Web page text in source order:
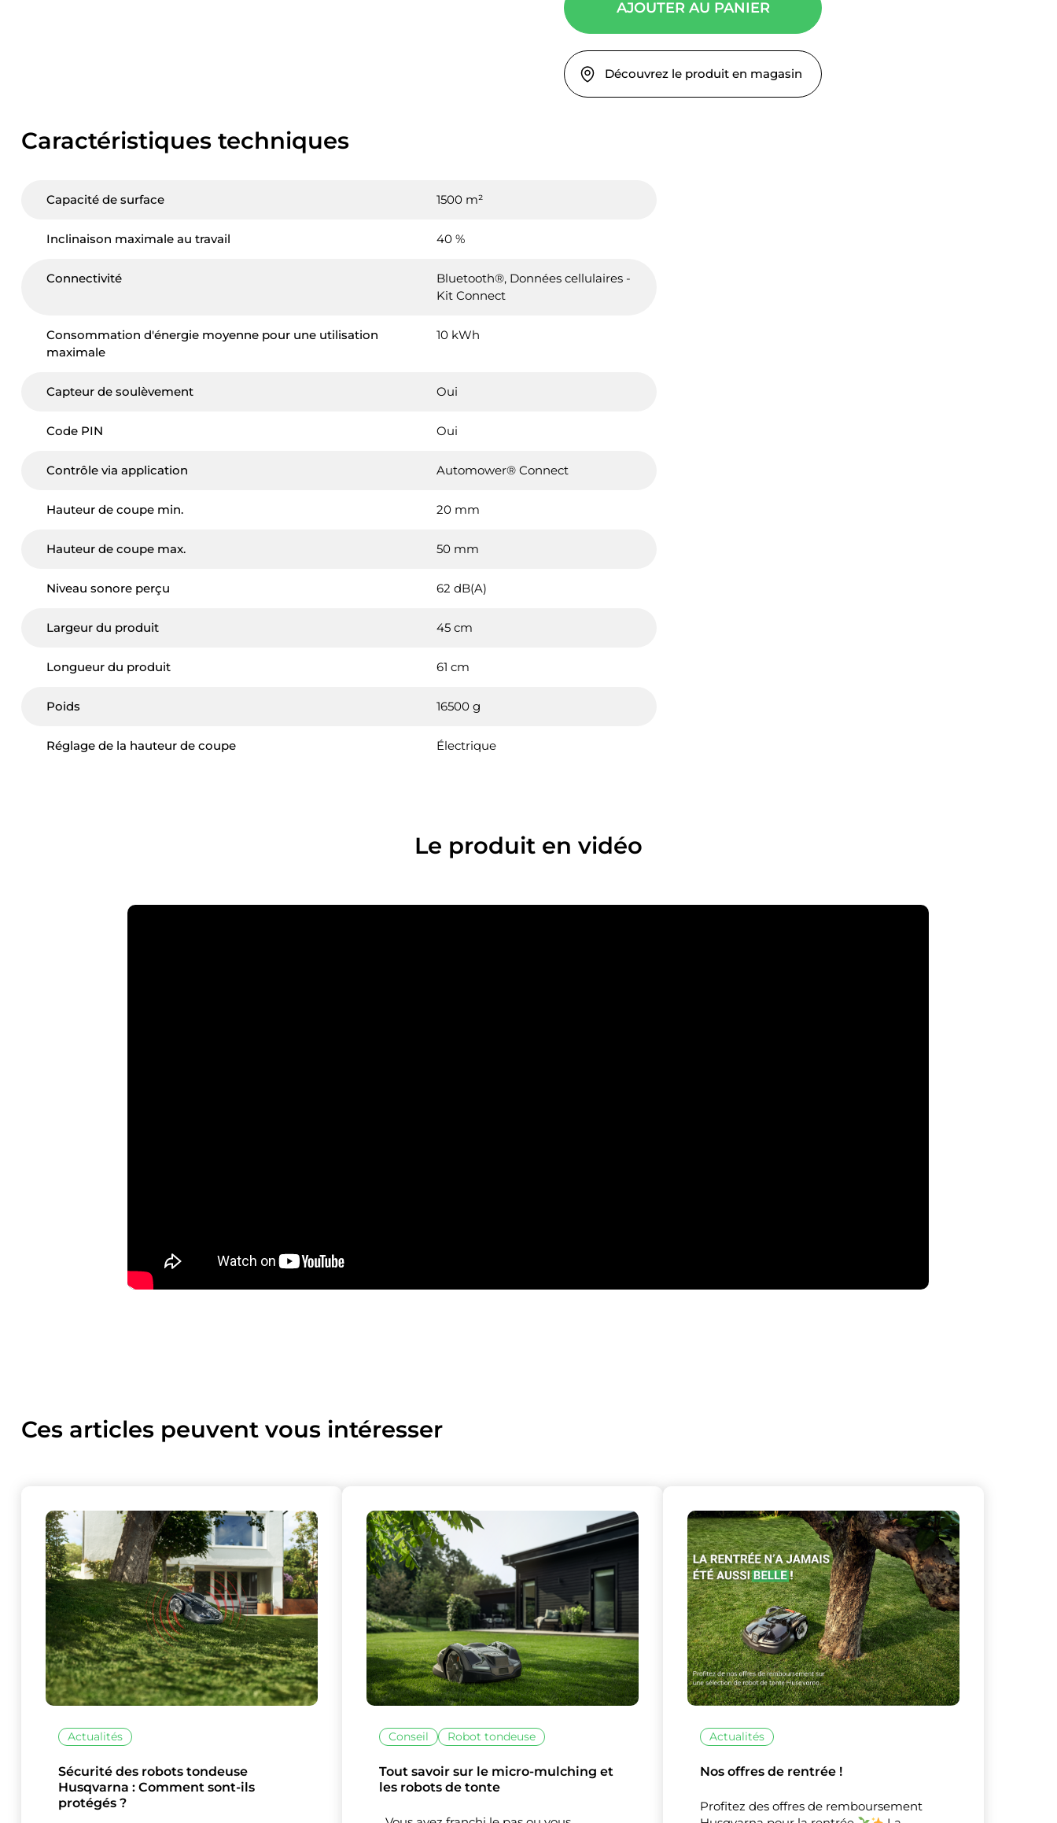
vous souhaitez activer
Nos partenaires
Tout accepter Tout refuser Personnaliser
AJOUTER AU PANIER
Découvrez le produit en magasin
Caractéristiques techniques
Capacité de surface 1500 m²
Inclinaison maximale au travail 40 %
Connectivité
Bluetooth®, Données cellulaires -
Kit Connect
Consommation d'énergie moyenne pour une utilisation
maximale
10 kWh
Capteur de soulèvement Oui
Code PIN Oui
Contrôle via application Automower® Connect
Hauteur de coupe min. 20 mm
Hauteur de coupe max. 50 mm
Niveau sonore perçu 62 dB(A)
Largeur du produit 45 cm
Longueur du produit 61 cm
Poids 16500 g
Réglage de la hauteur de coupe Électrique
Le produit en vidéo
Ces articles peuvent vous intéresser
Actualités
Sécurité des robots tondeuse
Husqvarna : Comment sont-ils
protégés ?
Conseil Robot tondeuse
Tout savoir sur le micro-mulching et
les robots de tonte
Actualités
Nos offres de rentrée !
Profitez des offres de remboursement